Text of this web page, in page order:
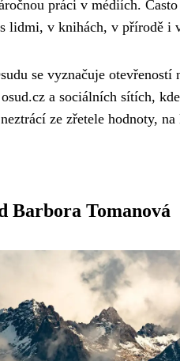
práci v médiích.
lidmi, v knihách, v přírodě i
se vyznačuje
a sociálních sítích,
ze zřetele hodnoty,
Barbora Tomanová